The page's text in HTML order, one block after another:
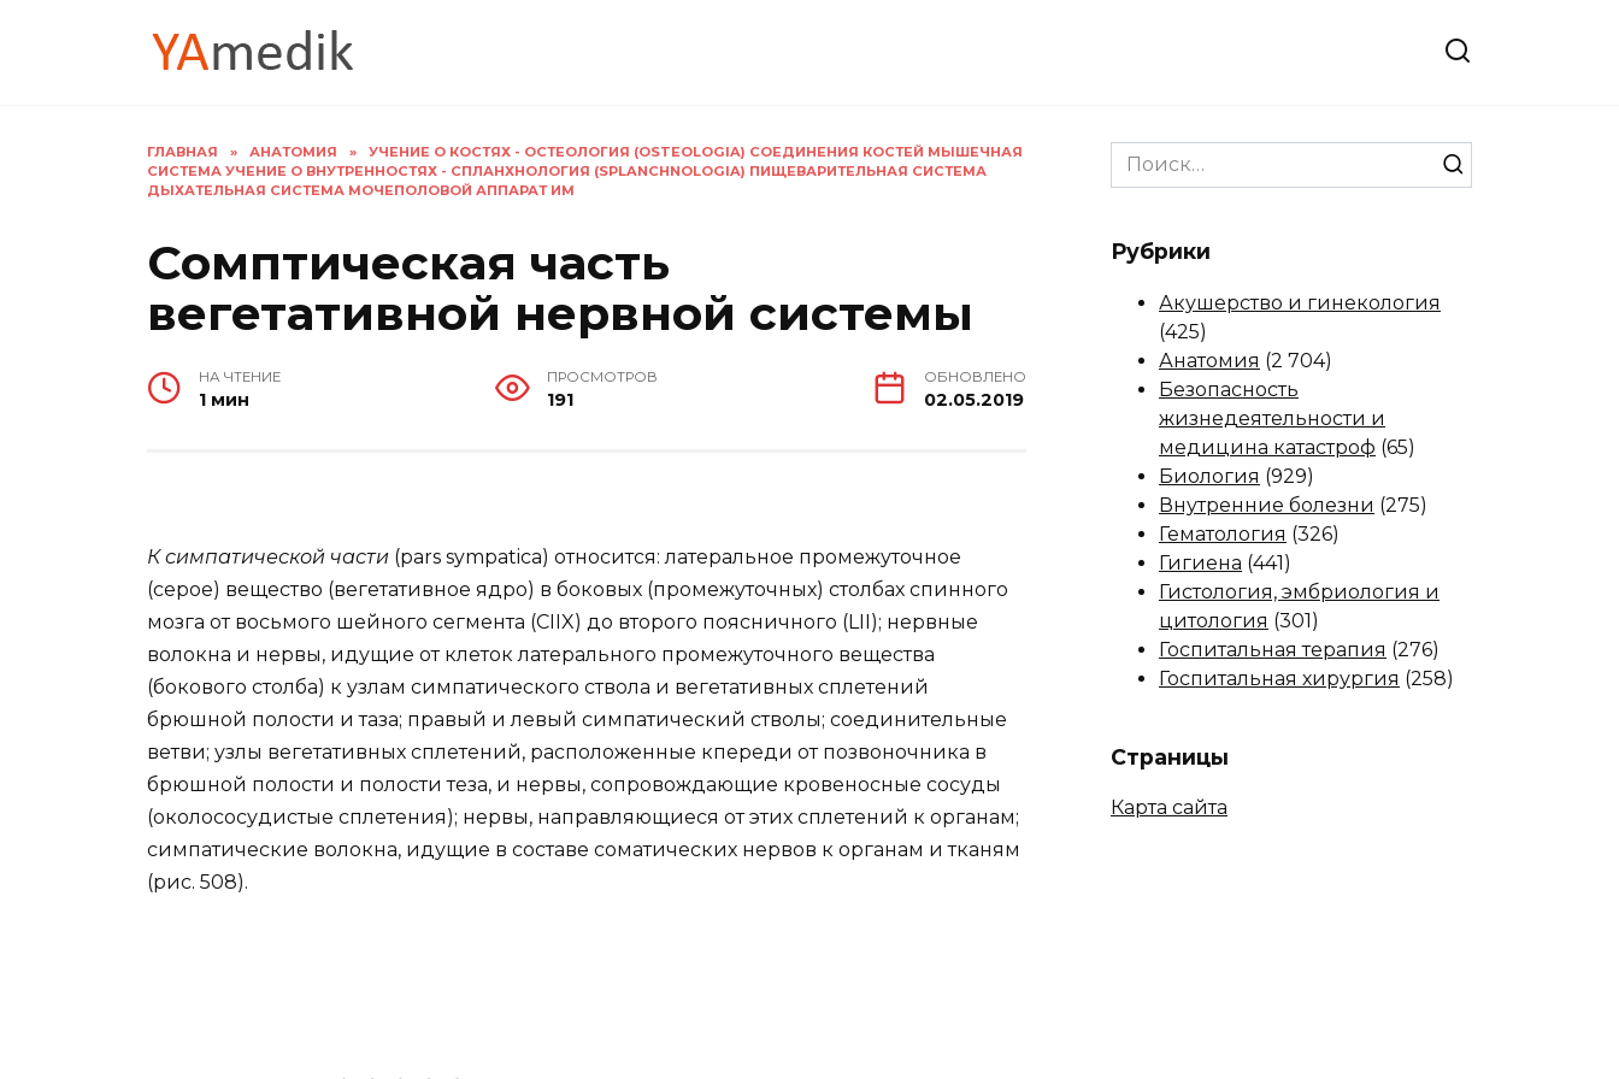
ГЛАВНАЯ » АНАТОМИЯ »
УЧЕНИЕ О КОСТЯХ - ОСТЕОЛОГИЯ (OSTEOLOGIA) СОЕДИНЕНИЯ КОСТЕЙ МЫШЕЧНАЯ
СИСТЕМА УЧЕНИЕ О ВНУТРЕННОСТЯХ - СПЛАНХНОЛОГИЯ (SPLANCHNOLOGIA) ПИЩЕВАРИТЕЛЬНАЯ СИСТЕМА
ДЫХАТЕЛЬНАЯ СИСТЕМА МОЧЕПОЛОВОЙ АППАРАТ ИМ
Сомптическая часть
вегетативной нервной системы
НА ЧТЕНИЕ
1 мин
ПРОСМОТРОВ
191
ОБНОВЛЕНО
02.05.2019
К симпатической части (pars sympatica) относится: латеральное промежуточное
(серое) вещество (вегетативное ядро) в боковых (промежуточных) столбах спинного
мозга от восьмого шейного сегмента (CIIX) до второго поясничного (LII); нервные
волокна и нервы, идущие от клеток латерального промежуточного вещества
(бокового столба) к узлам симпатического ствола и вегетативных сплетений
брюшной полости и таза; правый и левый симпатический стволы; соединительные
ветви; узлы вегетативных сплетений, расположенные кпереди от позвоночника в
брюшной полости и полости теза, и нервы, сопровождающие кровеносные сосуды
(околососудистые сплетения); нервы, направляющиеся от этих сплетений к органам;
симпатические волокна, идущие в составе соматических нервов к органам и тканям
(рис. 508).
Search
for:
Рубрики
Акушерство и гинекология
(425)
Анатомия (2 704)
Безопасность
жизнедеятельности и
медицина катастроф (65)
Биология (929)
Внутренние болезни (275)
Гематология (326)
Гигиена (441)
Гистология, эмбриология и
цитология (301)
Госпитальная терапия (276)
Госпитальная хирургия (258)
Страницы
Карта сайта